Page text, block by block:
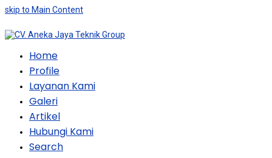
skip to Main Content
Home
Profile
Layanan Kami
Galeri
Artikel
Hubungi Kami
Search